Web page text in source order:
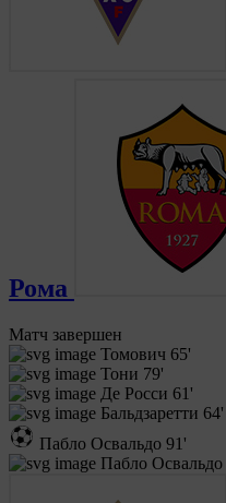
Рома
Матч завершен
Томович 65'
Тони 79'
Де Росси 61'
Бальдзаретти 64'
Пабло Освальдо 91'
Пабло Освальдо